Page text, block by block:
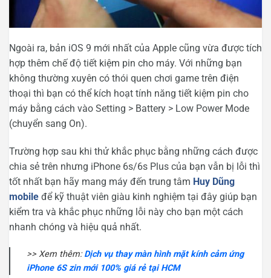
Ngoài ra, bản iOS 9 mới nhất của Apple cũng vừa được tích
hợp thêm chế độ tiết kiệm pin cho máy. Với những bạn
không thường xuyên có thói quen chơi game trên điện
thoại thì bạn có thể kích hoạt tính năng tiết kiệm pin cho
máy bằng cách vào Setting > Battery > Low Power Mode
(chuyển sang On).
Trường hợp sau khi thử khắc phục bằng những cách được
chia sẻ trên nhưng iPhone 6s/6s Plus của bạn vẫn bị lỗi thì
tốt nhất bạn hãy mang máy đến trung tâm Huy Dũng
mobile để kỹ thuật viên giàu kinh nghiệm tại đây giúp bạn
kiểm tra và khắc phục những lỗi này cho bạn một cách
nhanh chóng và hiệu quả nhất.
>> Xem thêm: Dịch vụ thay màn hình mặt kính cảm ứng
iPhone 6S zin mới 100% giá rẻ tại HCM